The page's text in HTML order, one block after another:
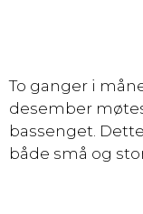
To ganger i
desember
bassenget.
både små og